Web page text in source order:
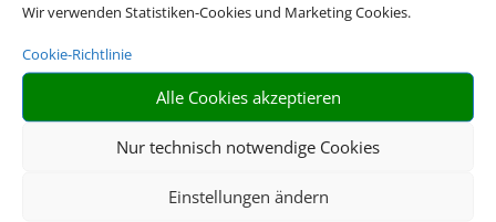
Wir verwenden Statistiken-Cookies und Marketing Cookies.
Cookie-Richtlinie
Alle Cookies akzeptieren
Nur technisch notwendige Cookies
Einstellungen ändern
Nutzen Sie den beliebten Filter
und nehmen Sie Ihr Haustier